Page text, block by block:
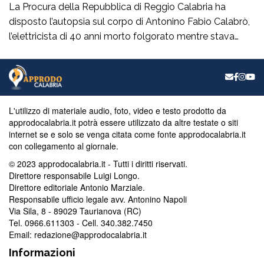
La Procura della Repubblica di Reggio Calabria ha
disposto l’autopsia sul corpo di Antonino Fabio Calabrò,
l’elettricista di 40 anni morto folgorato mentre stava
di Calanna. Le indagini, coordinate dalla Procura guidata
da Giuseppe Borrelli, sono affidate ai carabinieri, che
hanno proceduto anche al sequestro del furgone della
ditta privata per la quale lavorava […]
L'utilizzo di materiale audio, foto, video e testo prodotto da
approdocalabria.it potrà essere utilizzato da altre testate o siti
internet se e solo se venga citata come fonte approdocalabria.it
con collegamento al giornale.
© 2023 approdocalabria.it - Tutti i diritti riservati.
Direttore responsabile Luigi Longo.
Direttore editoriale Antonio Marziale.
Responsabile ufficio legale avv. Antonino Napoli
Via Sila, 8 - 89029 Taurianova (RC)
Tel. 0966.611303 - Cell. 340.382.7450
Email: redazione@approdocalabria.it
Informazioni